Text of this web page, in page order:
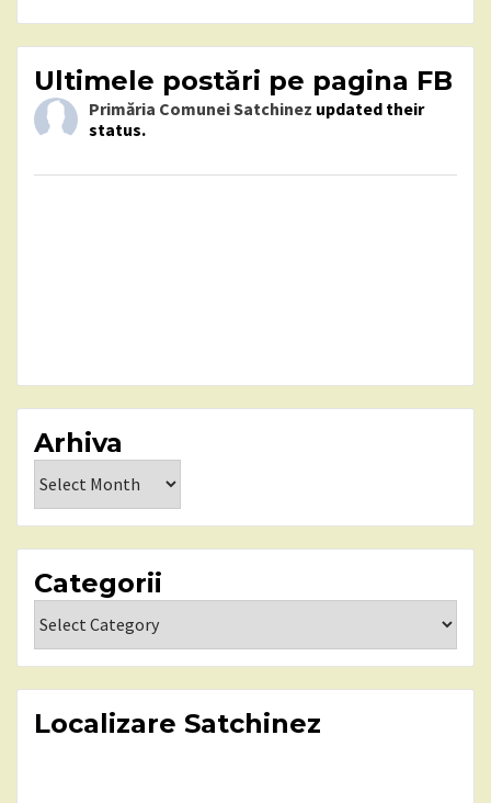
Ultimele postări pe pagina FB
Primăria Comunei Satchinez updated their
status.
Arhiva
Categorii
Localizare Satchinez